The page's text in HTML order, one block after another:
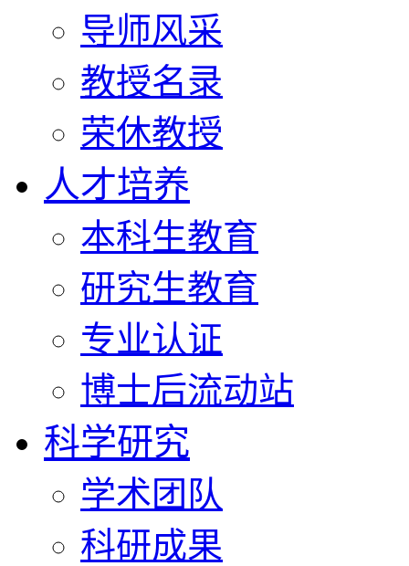
导师风采
教授名录
荣休教授
人才培养
本科生教育
研究生教育
专业认证
博士后流动站
科学研究
学术团队
科研成果